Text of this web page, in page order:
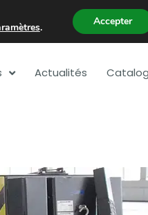
Actualités
. Accepter